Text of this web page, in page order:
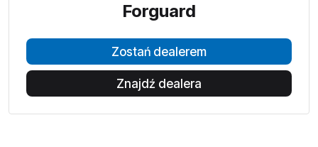
Forguard
Zostań dealerem
Znajdź dealera